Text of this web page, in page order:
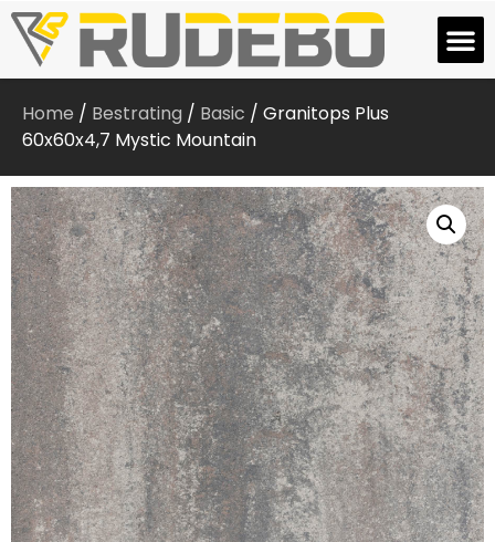
Home / Bestrating / Basic / Granitops Plus
60x60x4,7 Mystic Mountain